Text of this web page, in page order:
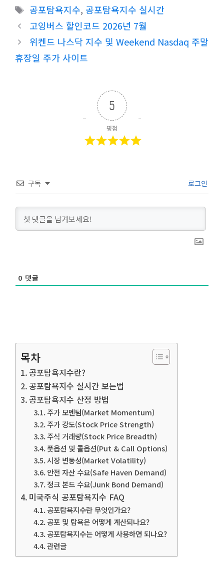
테
고
리
태
그
공포탐욕지수, 공포탐욕지수 실시간
고잉버스 할인코드 2026년 7월
위켄드 나스닥 지수 및 Weekend Nasdaq 주말
휴장일 주가 사이트
5
평점
구독 로그인
0 댓글
목차
공포탐욕지수란?
공포탐욕지수 실시간 보는법
공포탐욕지수 산정 방법
주가 모멘텀(Market Momentum)
주가 강도(Stock Price Strength)
주식 거래량(Stock Price Breadth)
풋옵션 및 콜옵션(Put & Call Options)
시장 변동성(Market Volatility)
안전 자산 수요(Safe Haven Demand)
정크 본드 수요(Junk Bond Demand)
미국주식 공포탐욕지수 FAQ
공포탐욕지수란 무엇인가요?
공포 및 탐욕은 어떻게 계산되나요?
공포탐욕지수는 어떻게 사용하면 되나요?
관련글